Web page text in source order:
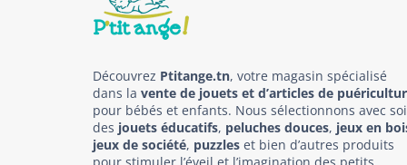
Découvrez Ptitange.tn, votre magasin spécialisé
dans la vente de jouets et d’articles de
pour bébés et enfants. Nous sélectionnons avec
des jouets éducatifs, peluches douces, jeux en
jeux de société, puzzles et bien d’autres produits